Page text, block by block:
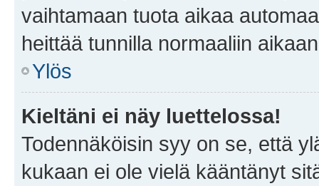
vaihtamaan tuota aikaa
heittää tunnilla normaaliin
Ylös
Kieltäni ei näy luettelossa!
Todennäköisin syy on se, että
kukaan ei ole vielä kääntänyt